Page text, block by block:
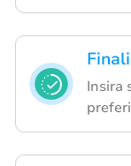
Insira